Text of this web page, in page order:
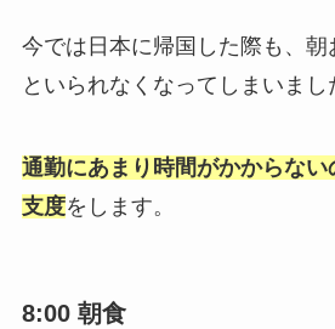
今では日本に帰国した際も、朝
といられなくなってしまいまし
通勤にあまり時間がかからな
支度をします。
8:00 朝食